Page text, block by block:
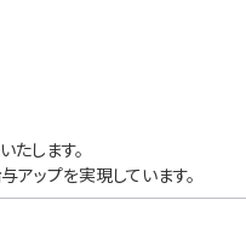
します。
ップを実現しています。